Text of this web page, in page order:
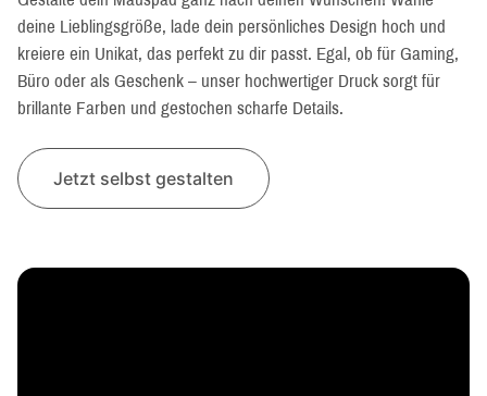
deine Lieblingsgröße, lade dein persönliches Design hoch und
kreiere ein Unikat, das perfekt zu dir passt. Egal, ob für Gaming,
Büro oder als Geschenk – unser hochwertiger Druck sorgt für
brillante Farben und gestochen scharfe Details.
Jetzt selbst gestalten